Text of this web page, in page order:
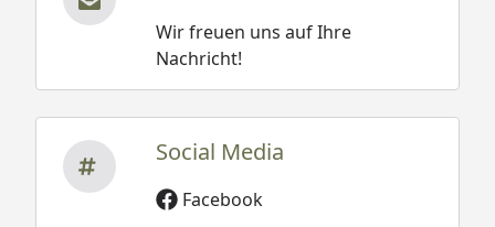
Wir freuen uns auf Ihre
Nachricht!
Social Media
Facebook